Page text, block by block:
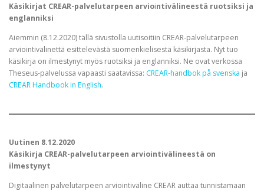
Käsikirjat CREAR-palvelutarpeen arviointivälineestä ruotsiksi ja
englanniksi
Aiemmin (8.12.2020) tällä sivustolla uutisoitiin CREAR-palvelutarpeen
arviointivälinettä esittelevästä suomenkielisestä käsikirjasta. Nyt tuo
käsikirja on ilmestynyt myös ruotsiksi ja englanniksi. Ne ovat verkossa
Theseus-palvelussa vapaasti saatavissa: CREAR-handbok på svenska ja
CREAR Handbook in English.
Uutinen 8.12.2020
Käsikirja CREAR-palvelutarpeen arviointivälineestä on
ilmestynyt
Digitaalinen palvelutarpeen arviointiväline CREAR auttaa tunnistamaan